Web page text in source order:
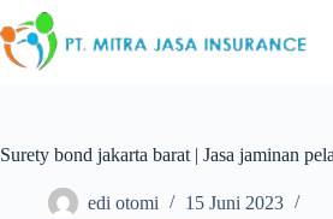
to
content
Surety bond jakarta barat | Jasa jaminan
edi otomi
15 Juni 2023